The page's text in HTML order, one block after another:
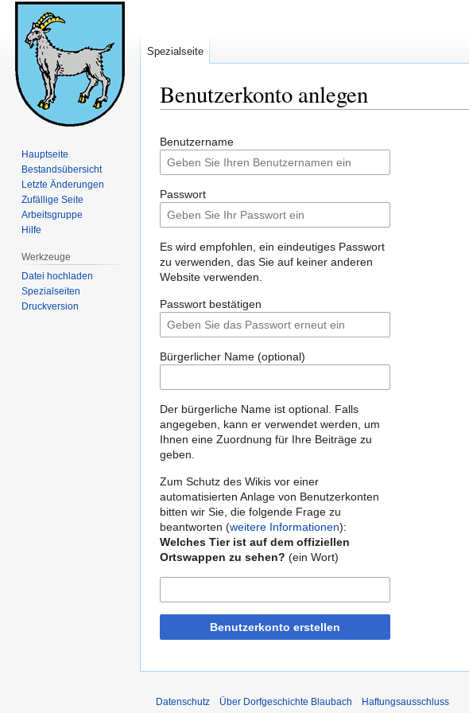
Benutzerkonto anlegen
Navigation
springen
Suche
springen
Benutzername
Passwort
Es wird empfohlen, ein eindeutiges Passwort
zu verwenden, das Sie auf keiner anderen
Website verwenden.
Passwort bestätigen
Bürgerlicher Name (optional)
Der bürgerliche Name ist optional. Falls
angegeben, kann er verwendet werden, um
Ihnen eine Zuordnung für Ihre Beiträge zu
geben.
Zum Schutz des Wikis vor einer
automatisierten Anlage von Benutzerkonten
bitten wir Sie, die folgende Frage zu
beantworten (weitere Informationen):
Welches Tier ist auf dem offiziellen
Ortswappen zu sehen? (ein Wort)
Benutzerkonto erstellen
Spezialseite
Hauptseite
Bestandsübersicht
Letzte Änderungen
Zufällige Seite
Arbeitsgruppe
Hilfe
Werkzeuge
Datei hochladen
Spezialseiten
Druckversion
Datenschutz Über Dorfgeschichte Blaubach Haftungsausschluss